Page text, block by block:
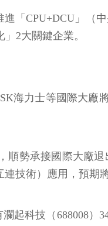
「CPU+DCU」（
2大關鍵企業。
海力士等國際大
勢承接國際大廠
技術）應用，預期
起科技（688008